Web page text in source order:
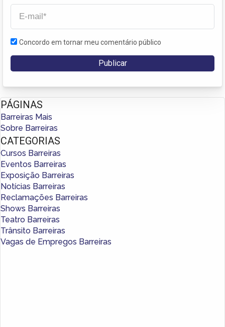
Concordo em tornar meu comentário público
PÁGINAS
Barreiras Mais
Sobre Barreiras
CATEGORIAS
Cursos Barreiras
Eventos Barreiras
Exposição Barreiras
Notícias Barreiras
Reclamações Barreiras
Shows Barreiras
Teatro Barreiras
Trânsito Barreiras
Vagas de Empregos Barreiras